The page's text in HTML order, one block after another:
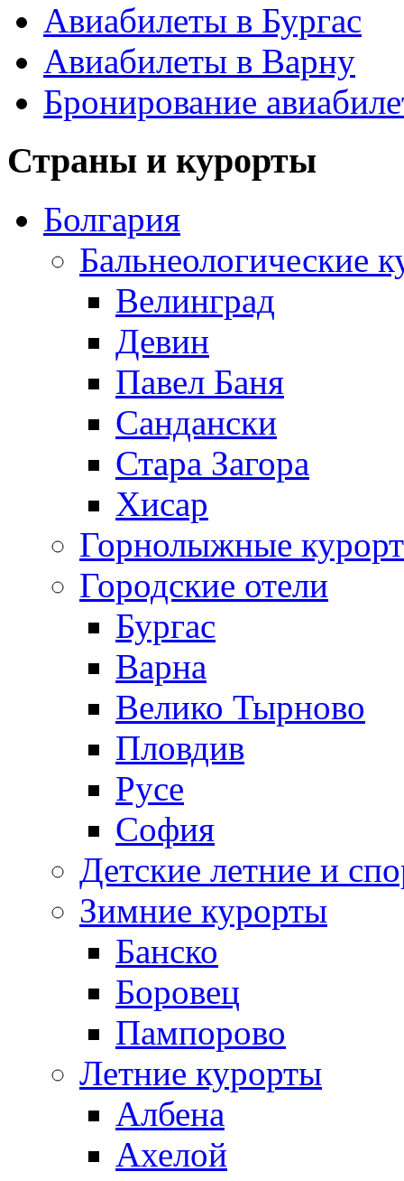
Авиабилеты в Бургас
Авиабилеты в Варну
Бронирование
Страны и курорты
Болгария
Бальнеологические
Велинград
Девин
Павел Баня
Сандански
Стара Загора
Хисар
Горнолыжные
Городские отели
Бургас
Варна
Велико Тырново
Пловдив
Русе
София
Детские летние и
Зимние курорты
Банско
Боровец
Пампорово
Летние курорты
Албена
Ахелой